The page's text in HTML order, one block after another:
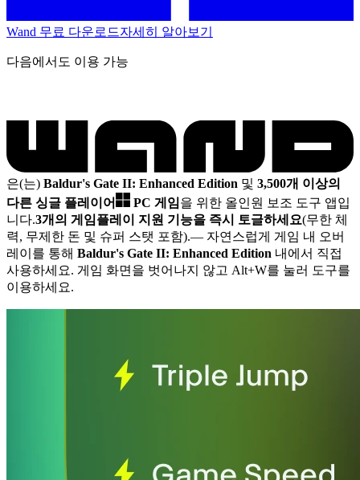
Wand 무료 다운로드자세히 알아보기
다음에서도 이용 가능
은(는) Baldur's Gate II: Enhanced Edition 및 3,500개 이상의
다른 싱글 플레이어
PC 게임을 위한 올인원 보조 도구 앱입
니다.3개의 게임플레이 지원 기능을 즉시 토글하세요(무한 체
력, 무제한 돈 및 슈퍼 스탯 포함).— 자연스럽게 게임 내 오버
레이를 통해 Baldur's Gate II: Enhanced Edition 내에서 직접
사용하세요. 게임 화면을 벗어나지 않고 Alt+W를 눌러 도구를
이용하세요.